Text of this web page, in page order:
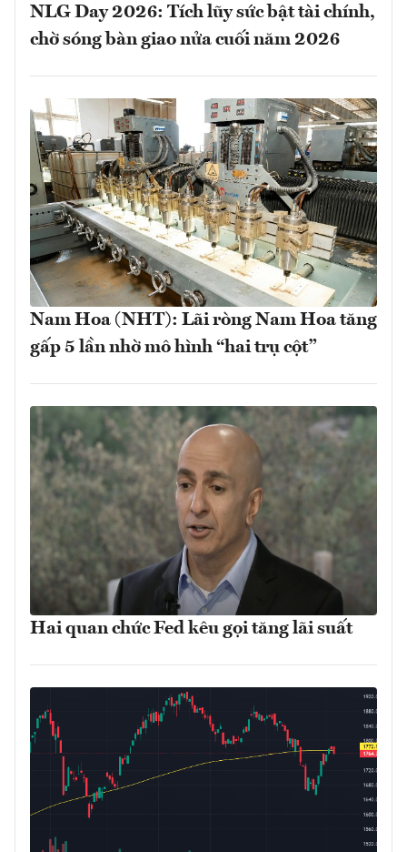
NLG Day 2026: Tích lũy sức bật tài chính,
chờ sóng bàn giao nửa cuối năm 2026
Nam Hoa (NHT): Lãi ròng Nam Hoa tăng
gấp 5 lần nhờ mô hình “hai trụ cột”
Hai quan chức Fed kêu gọi tăng lãi suất